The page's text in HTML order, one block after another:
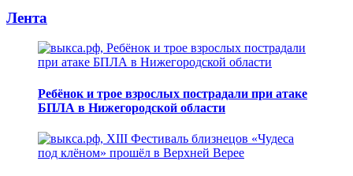
Лента
Ребёнок и трое взрослых пострадали при атаке
БПЛА в Нижегородской области